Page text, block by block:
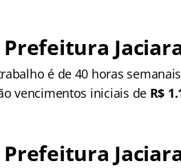
é de 40 horas
vencimentos iniciais de R$